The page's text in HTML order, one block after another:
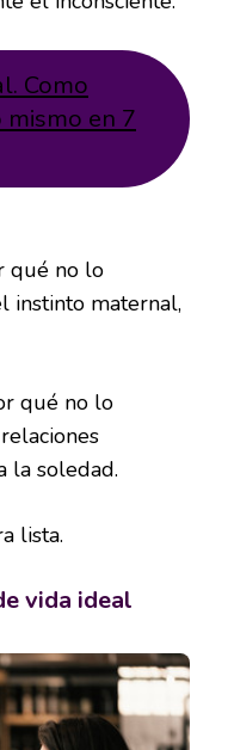
Como
en 7
qué no lo
instinto maternal,
qué no lo
la soledad.
lista.
vida ideal